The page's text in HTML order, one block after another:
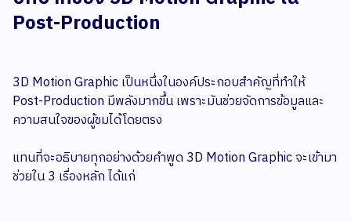
Post-Production
3D Motion Graphic เป็นหนึ่งในองค์ประกอบสำคัญที่ทำให้
Post-Production มีพลังมากขึ้น เพราะมันช่วยจัดการข้อมูลและ
ความสนใจของผู้ชมได้โดยตรง
แทนที่จะอธิบายทุกอย่างด้วยคำพูด 3D Motion Graphic จะเข้ามา
ช่วยใน 3 เรื่องหลัก ได้แก่